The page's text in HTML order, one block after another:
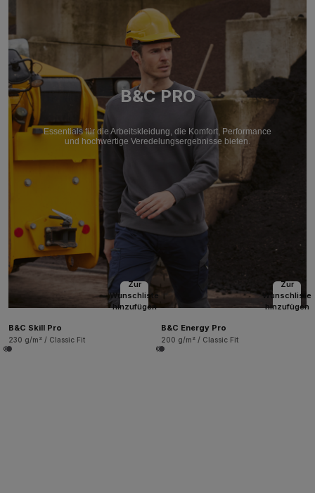
B&C PRO
Essentials für die Arbeitskleidung, die Komfort, Performance
und hochwertige Veredelungsergebnisse bieten.
Zur
Wunschliste
hinzufügen
B&C Skill Pro
230 g/m² / Classic Fit
Zur
Wunschliste
hinzufügen
B&C Energy Pro
200 g/m² / Classic Fit